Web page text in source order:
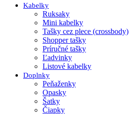
Kabelky
Ruksaky
Mini kabelky
Tašky cez plece (crossbody)
Shopper tašky
Príručné tašky
Ľadvinky
Listové kabelky
Doplnky
Peňaženky
Opasky
Šatky
Čiapky